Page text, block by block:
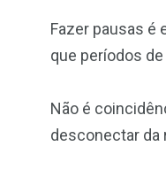
Fazer pausas é
que períodos
Não é
desconectar da